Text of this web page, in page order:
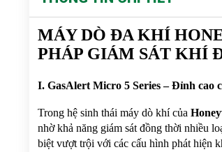
MÁY DÒ ĐA KHÍ
PHÁP GIÁM SÁT KHÍ
I. GasAlert Micro 5 Series – Đỉnh cao
Trong hệ sinh thái máy dò khí của
nhờ khả năng giám sát đồng thời nhiều
biệt vượt trội với các cấu hình phát hiện